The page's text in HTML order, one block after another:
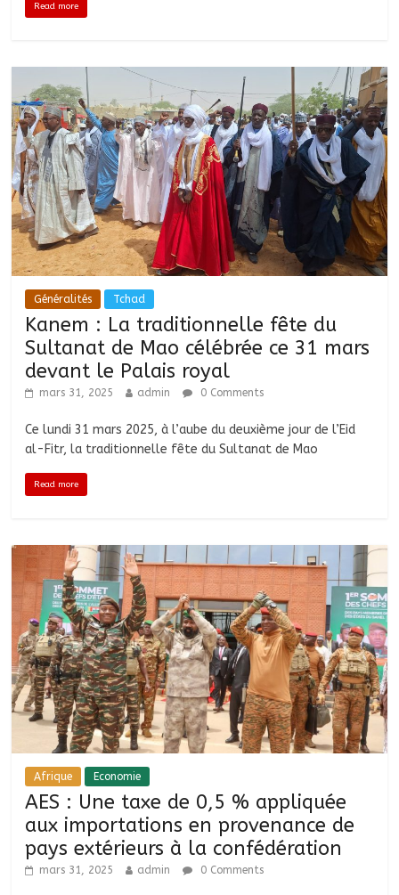
Read more
Généralités Tchad
Kanem : La traditionnelle fête du
Sultanat de Mao célébrée ce 31 mars
devant le Palais royal
mars 31, 2025 admin 0 Comments
Ce lundi 31 mars 2025, à l’aube du deuxième jour de l’Eid
al-Fitr, la traditionnelle fête du Sultanat de Mao
Read more
Afrique Economie
AES : Une taxe de 0,5 % appliquée
aux importations en provenance de
pays extérieurs à la confédération
mars 31, 2025 admin 0 Comments